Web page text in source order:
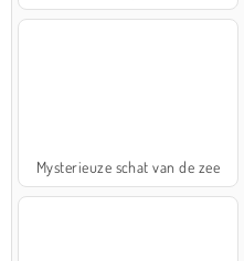
Mysterieuze schat van de zee